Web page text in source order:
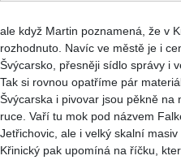
ale když Martin poznamená, že v
rozhodnuto. Navíc ve městě je i
Švýcarsko, přesněji sídlo správy i
Tak si rovnou opatříme pár
Švýcarska i pivovar jsou pěkně
ruce. Vaří tu mok pod názvem
Jetřichovic, ale i velký skalní
Křinický pak upomíná na říčku,